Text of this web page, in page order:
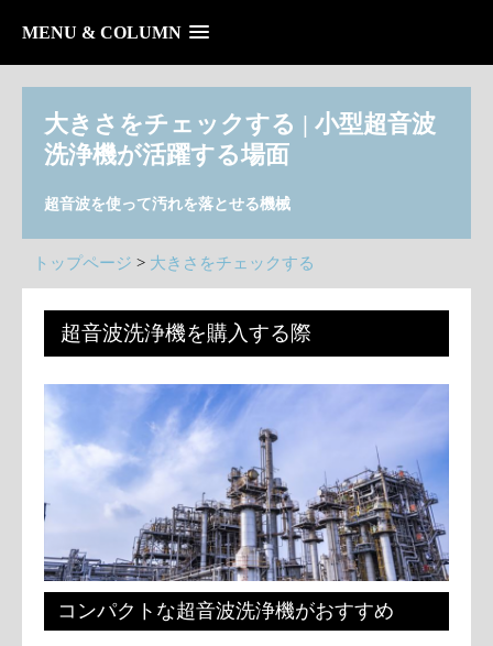
MENU & COLUMN
大きさをチェックする | 小型超音波
洗浄機が活躍する場面
超音波を使って汚れを落とせる機械
トップページ > 大きさをチェックする
超音波洗浄機を購入する際
コンパクトな超音波洗浄機がおすすめ